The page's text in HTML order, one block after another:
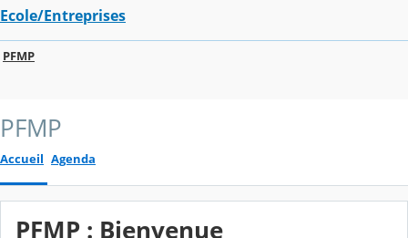
Ecole/Entreprises
PFMP
PFMP
Accueil Agenda
PFMP : Bienvenue